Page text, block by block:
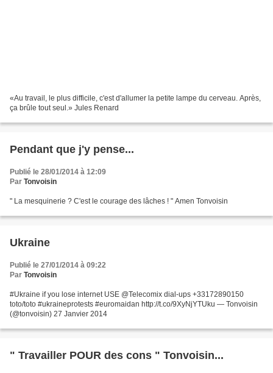
«Au travail, le plus difficile, c'est d'allumer la petite lampe du cerveau. Après,
ça brûle tout seul.» Jules Renard
Pendant que j'y pense...
Publié le 28/01/2014 à 12:09
Par Tonvoisin
" La mesquinerie ? C'est le courage des lâches ! " Amen Tonvoisin
Ukraine
Publié le 27/01/2014 à 09:22
Par Tonvoisin
#Ukraine if you lose internet USE @Telecomix dial-ups +33172890150
toto/toto #ukraineprotests #euromaidan http://t.co/9XyNjYTUku — Tonvoisin
(@tonvoisin) 27 Janvier 2014
" Travailler POUR des cons " Tonvoisin...